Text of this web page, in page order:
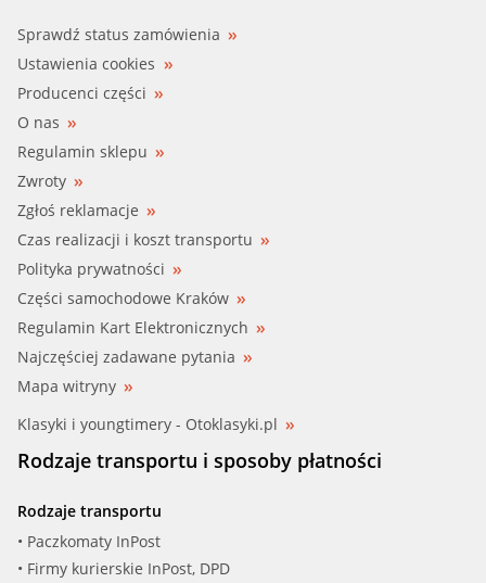
Sprawdź status zamówienia
Ustawienia cookies
Producenci części
O nas
Regulamin sklepu
Zwroty
Zgłoś reklamacje
Czas realizacji i koszt transportu
Polityka prywatności
Części samochodowe Kraków
Regulamin Kart Elektronicznych
Najczęściej zadawane pytania
Mapa witryny
Klasyki i youngtimery - Otoklasyki.pl
Rodzaje transportu i sposoby płatności
Rodzaje transportu
• Paczkomaty InPost
• Firmy kurierskie InPost, DPD